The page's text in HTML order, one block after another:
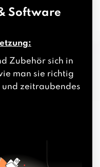
Software
Zubehör sich in
man sie richtig
zeitraubendes